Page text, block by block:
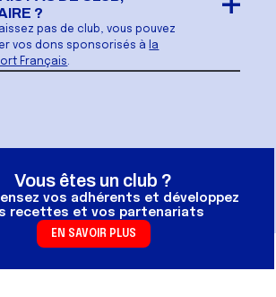
?
pas de club, vous pouvez
vos dons sponsorisés à
la
Français.
Vous êtes un club ?
vos adhérents et développez
recettes et vos partenariats
EN SAVOIR PLUS